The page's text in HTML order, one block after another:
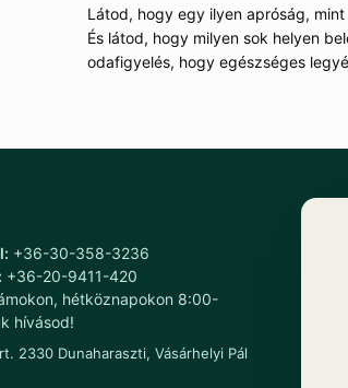
Látod, hogy egy ilyen apróság,
És látod, hogy milyen sok helyen
odafigyelés, hogy egészséges
+36-30-358-3236
+36-20-9411-420
hétköznapokon 8:00-
hívásod!
2330 Dunaharaszti, Vásárhelyi Pál